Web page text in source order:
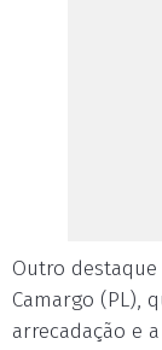
Outro
Camargo (PL),
arrecadação e